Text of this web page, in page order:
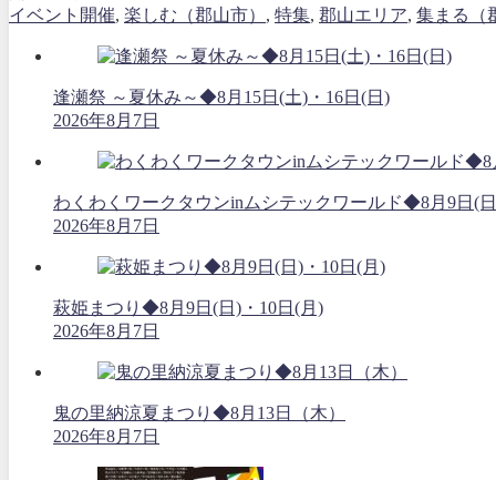
イベント開催, 楽しむ（郡山市） , 特集, 郡山エリア, 集まる（
逢瀬祭 ～夏休み～◆8月15日(土)・16日(日)
2026年8月7日
わくわくワークタウンinムシテックワールド◆8月9日(
2026年8月7日
萩姫まつり◆8月9日(日)・10日(月)
2026年8月7日
鬼の里納涼夏まつり◆8月13日（木）
2026年8月7日